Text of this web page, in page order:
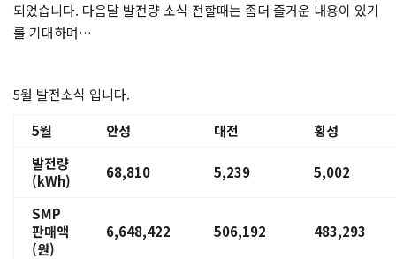
되었습니다. 다음달 발전량 소식 전할때는 좀더 즐거운 내용이 있기
를 기대하며…
5월 발전소식 입니다.
5월 안성 대전
횡성
발전량
(kWh)
68,810 5,239 5,002
SMP
판매액
(원)
6,648,422 506,192 483,293